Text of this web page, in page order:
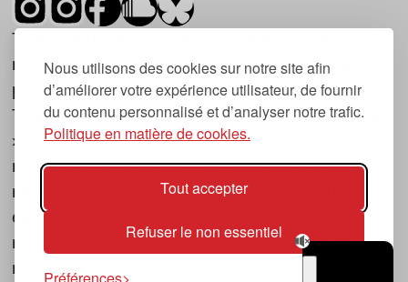
Nous utilisons des cookies sur notre site afin
d’améliorer votre expérience utilisateur, de fournir
du contenu personnalisé et d’analyser notre trafic.
Politique en matière de cookies.
Tout accepter
Refuser le non essentiel
Tsugi est un mensuel indépendant sur la
musique et les nouvelles tendances, dont la
première parution date de 2007.
Tsugi en japonais signifie « prochain », « suivant
», ce qui correspond à la thématique du
magazine, à l’affût des nouvelles tendances
musicales, qu’elles viennent de la musique
électronique, du rock ou du hip hop, et des
nouveaux phénomènes de société liés à la
musique.